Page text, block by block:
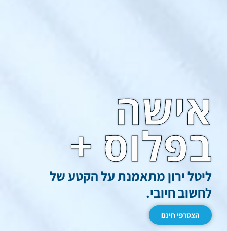
אישה
בפלוס +
ליטל ירון מתאמנת על הקטע של
לחשוב חיובי.
הצטרפי חינם